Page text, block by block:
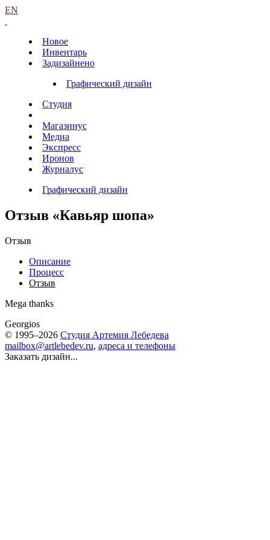
EN
Новое
Инвентарь
Задизайнено
Графический дизайн
Студия
Магазинус
Медиа
Экспресс
Иронов
Журналус
Графический дизайн
Отзыв «Кавьяр шопа»
Отзыв
Описание
Процесс
Отзыв
Mega thanks
Georgios
© 1995–2026 Студия Артемия Лебедева
mailbox@artlebedev.ru, адреса и телефоны
Заказать дизайн...